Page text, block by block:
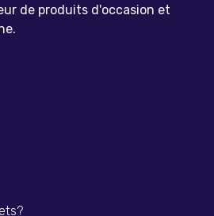
de produits d'occasion et